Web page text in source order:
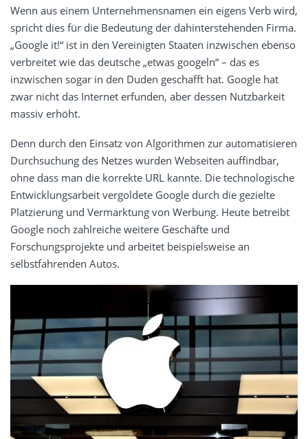
Wenn aus einem Unternehmensnamen ein eigens Verb wird,
spricht dies für die Bedeutung der dahinterstehenden Firma.
„Google it!“ ist in den Vereinigten Staaten inzwischen ebenso
verbreitet wie das deutsche „etwas googeln“ – das es
inzwischen sogar in den Duden geschafft hat. Google hat
zwar nicht das Internet erfunden, aber dessen Nutzbarkeit
massiv erhöht.
Denn durch den Einsatz von Algorithmen zur automatisieren
Durchsuchung des Netzes wurden Webseiten auffindbar,
ohne dass man die korrekte URL kannte. Die technologische
Entwicklungsarbeit vergoldete Google durch die gezielte
Platzierung und Vermarktung von Werbung. Heute betreibt
Google noch zahlreiche weitere Geschäfte und
Forschungsprojekte und arbeitet beispielsweise an
selbstfahrenden Autos.